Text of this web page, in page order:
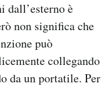
dall’esterno è
non significa che
può
collegando
da un portatile. Per